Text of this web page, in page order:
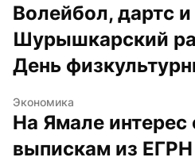
Волейбол, дартс
Шурышкарский
День
Экономика
На Ямале интерес
выпискам из